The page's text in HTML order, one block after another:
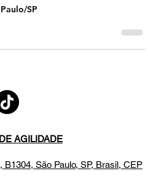
SP
AGILIDADE